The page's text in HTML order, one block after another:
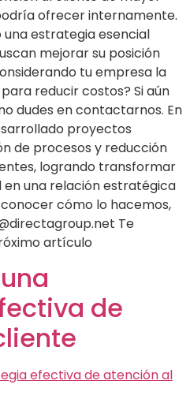
ofrecer internamente.
una estrategia esencial
mejorar su posición
tu empresa la
reducir costos? Si aún
dudes en contactarnos. En
proyectos
de procesos y reducción
logrando transformar
una relación estratégica
cómo lo hacemos,
Te
artículo
de